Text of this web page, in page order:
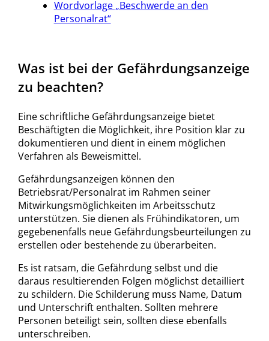
Wordvorlage „Beschwerde an den
Personalrat“
Was ist bei der Gefährdungsanzeige
zu beachten?
Eine schriftliche Gefährdungsanzeige bietet
Beschäftigten die Möglichkeit, ihre Position klar zu
dokumentieren und dient in einem möglichen
Verfahren als Beweismittel.
Gefährdungsanzeigen können den
Betriebsrat/Personalrat im Rahmen seiner
Mitwirkungsmöglichkeiten im Arbeitsschutz
unterstützen. Sie dienen als Frühindikatoren, um
gegebenenfalls neue Gefährdungsbeurteilungen zu
erstellen oder bestehende zu überarbeiten.
Es ist ratsam, die Gefährdung selbst und die
daraus resultierenden Folgen möglichst detailliert
zu schildern. Die Schilderung muss Name, Datum
und Unterschrift enthalten. Sollten mehrere
Personen beteiligt sein, sollten diese ebenfalls
unterschreiben.